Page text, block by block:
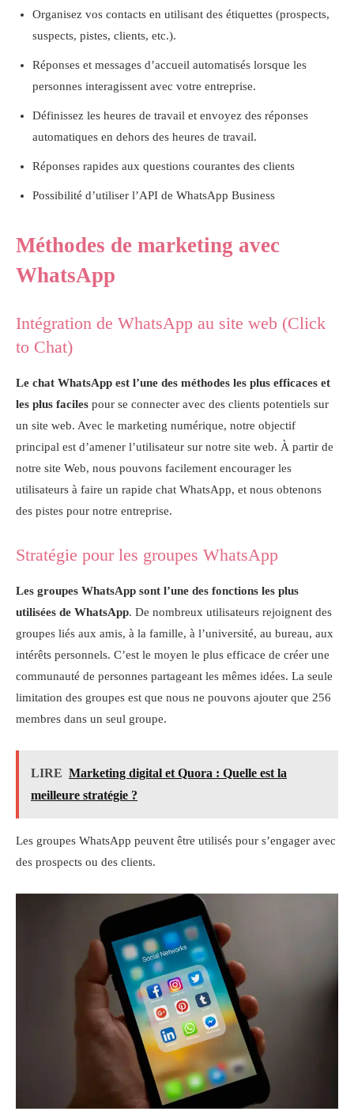
Organisez vos contacts en utilisant des étiquettes (prospects,
suspects, pistes, clients, etc.).
Réponses et messages d’accueil automatisés lorsque les
personnes interagissent avec votre entreprise.
Définissez les heures de travail et envoyez des réponses
automatiques en dehors des heures de travail.
Réponses rapides aux questions courantes des clients
Possibilité d’utiliser l’API de WhatsApp Business
Méthodes de marketing avec
WhatsApp
Intégration de WhatsApp au site web (Click
to Chat)
Le chat WhatsApp est l’une des méthodes les plus efficaces et
les plus faciles pour se connecter avec des clients potentiels sur
un site web. Avec le marketing numérique, notre objectif
principal est d’amener l’utilisateur sur notre site web. À partir de
notre site Web, nous pouvons facilement encourager les
utilisateurs à faire un rapide chat WhatsApp, et nous obtenons
des pistes pour notre entreprise.
Stratégie pour les groupes WhatsApp
Les groupes WhatsApp sont l’une des fonctions les plus
utilisées de WhatsApp. De nombreux utilisateurs rejoignent des
groupes liés aux amis, à la famille, à l’université, au bureau, aux
intérêts personnels. C’est le moyen le plus efficace de créer une
communauté de personnes partageant les mêmes idées. La seule
limitation des groupes est que nous ne pouvons ajouter que 256
membres dans un seul groupe.
LIRE Marketing digital et Quora : Quelle est la
meilleure stratégie ?
Les groupes WhatsApp peuvent être utilisés pour s’engager avec
des prospects ou des clients.